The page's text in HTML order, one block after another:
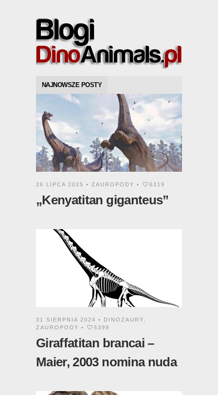
NAJNOWSZE POSTY
26 LIPCA 2025 • ZAUROPODY • 6319
„Kenyatitan giganteus”
31 SIERPNIA 2024 • DINOZAURY,
ZAUROPODY • 5399
Giraffatitan brancai –
Maier, 2003 nomina nuda